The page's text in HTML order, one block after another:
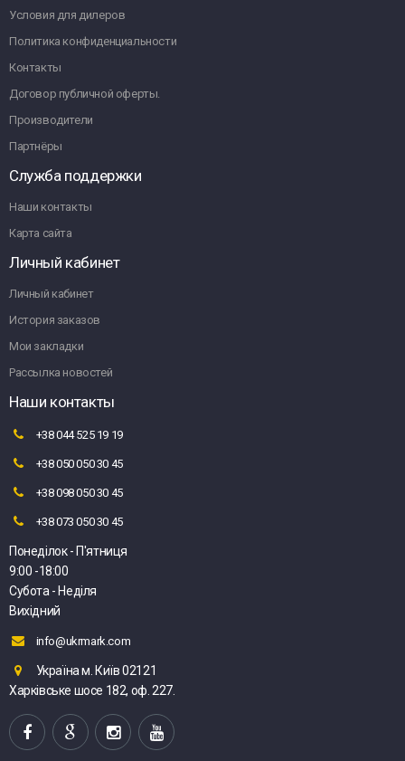
Условия для дилеров
Политика конфиденциальности
Контакты
Договор публичной оферты.
Производители
Партнёры
Служба поддержки
Наши контакты
Карта сайта
Личный кабинет
Личный кабинет
История заказов
Мои закладки
Рассылка новостей
Наши контакты
+38 044 525 19 19
+38 050 050 30 45
+38 098 050 30 45
+38 073 050 30 45
Понеділок - П'ятниця
9:00 -18:00
Субота - Неділя
Вихідний
info@ukrmark.com
Україна м. Київ 02121
Харківське шосе 182, оф. 227.